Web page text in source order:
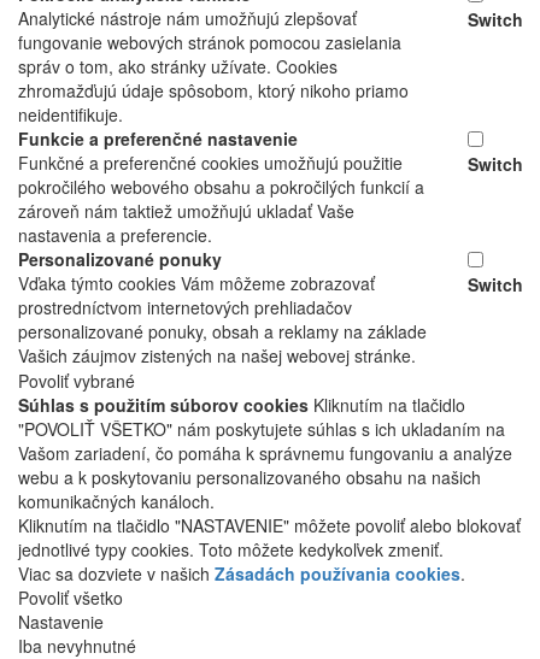
Analytické nástroje nám umožňujú zlepšovať
fungovanie webových stránok pomocou zasielania
správ o tom, ako stránky užívate. Cookies
zhromažďujú údaje spôsobom, ktorý nikoho priamo
neidentifikuje.
Switch
Funkcie a preferenčné nastavenie
Funkčné a preferenčné cookies umožňujú použitie
pokročilého webového obsahu a pokročilých funkcií a
zároveň nám taktiež umožňujú ukladať Vaše
nastavenia a preferencie.
Switch
Personalizované ponuky
Vďaka týmto cookies Vám môžeme zobrazovať
prostredníctvom internetových prehliadačov
personalizované ponuky, obsah a reklamy na základe
Vašich záujmov zistených na našej webovej stránke.
Switch
Povoliť vybrané
Súhlas s použitím súborov cookies Kliknutím na tlačidlo
"POVOLIŤ VŠETKO" nám poskytujete súhlas s ich ukladaním na
Vašom zariadení, čo pomáha k správnemu fungovaniu a analýze
webu a k poskytovaniu personalizovaného obsahu na našich
komunikačných kanáloch.
Kliknutím na tlačidlo "NASTAVENIE" môžete povoliť alebo blokovať
jednotlivé typy cookies. Toto môžete kedykoľvek zmeniť.
Viac sa dozviete v našich Zásadách používania cookies.
Povoliť všetko
Nastavenie
Iba nevyhnutné